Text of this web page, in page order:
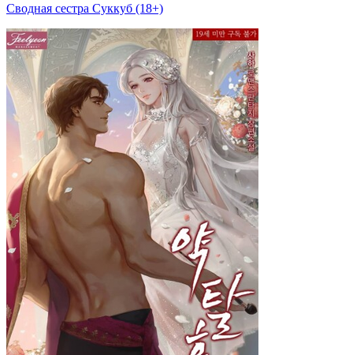
Сводная сестра Суккуб (18+)